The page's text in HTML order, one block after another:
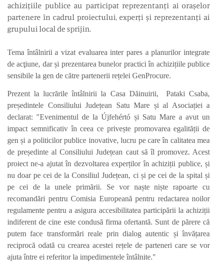
achizițiile publice au participat reprezentanți ai orașelor
partenere în cadrul proiectului, experți și reprezentanți ai
grupului local de sprijin.
Tema întâlnirii a vizat evaluarea inter pares a planurilor integrate
de acţiune, dar și prezentarea bunelor practici în achizițiile publice
sensibile la gen de către partenerii rețelei GenProcure.
Prezent la lucrările întâlnirii la Casa Dăinuirii, Pataki Csaba,
președintele Consiliului Județean Satu Mare și al Asociației a
declarat: ″Evenimentul de la Újfehértó și Satu Mare a avut un
impact semnificativ în ceea ce privește promovarea egalității de
gen și a politicilor publice inovative, lucru pe care în calitatea mea
de președinte al Consiliului Județean caut să îl promovez. Acest
proiect ne-a ajutat în dezvoltarea experților în achiziții publice, și
nu doar pe cei de la Consiliul Județean, ci și pe cei de la spital și
pe cei de la unele primării. Se vor naște niște rapoarte cu
recomandări pentru Comisia Europeană pentru redactarea noilor
regulamente pentru a asigura accesibilitatea participării la achiziții
indiferent de cine este condusă firma ofertantă. Sunt de părere că
putem face transformări reale prin dialog autentic și învățarea
reciprocă odată cu crearea acestei rețele de parteneri care se vor
ajuta între ei referitor la impedimentele întâlnite.″